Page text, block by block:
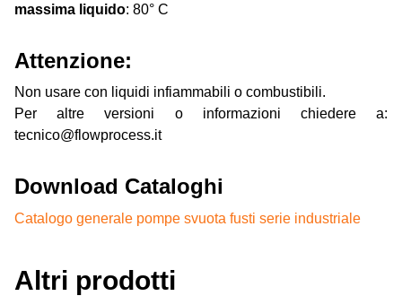
massima liquido: 80° C
Attenzione:
Non usare con liquidi infiammabili o combustibili.
Per altre versioni o informazioni chiedere a:
tecnico@flowprocess.it
Download Cataloghi
Catalogo generale pompe svuota fusti serie industriale
Altri prodotti